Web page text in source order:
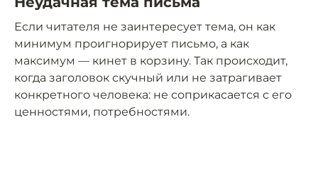
Если читателя не заинтересует тема, он как
минимум проигнорирует письмо, а как
максимум — кинет в корзину. Так происходит,
когда заголовок скучный или не затрагивает
конкретного человека: не соприкасается с его
ценностями, потребностями.